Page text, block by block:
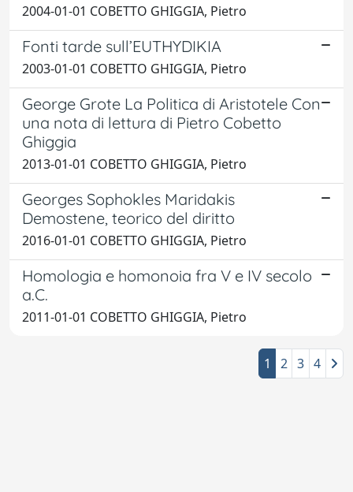
2004-01-01 COBETTO GHIGGIA, Pietro
Fonti tarde sull’EUTHYDIKIA
2003-01-01 COBETTO GHIGGIA, Pietro
George Grote La Politica di Aristotele Con
una nota di lettura di Pietro Cobetto
Ghiggia
2013-01-01 COBETTO GHIGGIA, Pietro
Georges Sophokles Maridakis
Demostene, teorico del diritto
2016-01-01 COBETTO GHIGGIA, Pietro
Homologia e homonoia fra V e IV secolo
a.C.
2011-01-01 COBETTO GHIGGIA, Pietro
1 2 3 4